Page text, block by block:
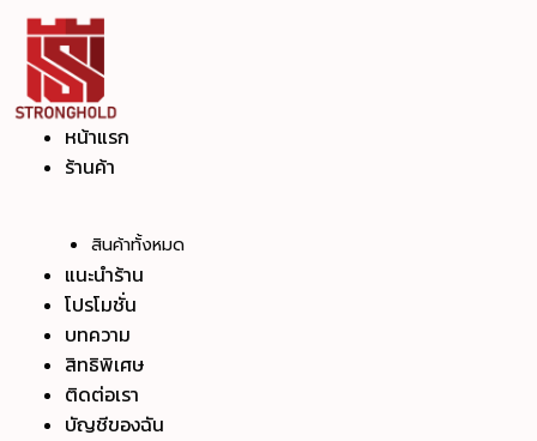
Skip
content
หน้าแรก
ร้านค้า
สินค้าทั้งหมด
แนะนำร้าน
โปรโมชั่น
บทความ
สิทธิพิเศษ
ติดต่อเรา
บัญชีของฉัน